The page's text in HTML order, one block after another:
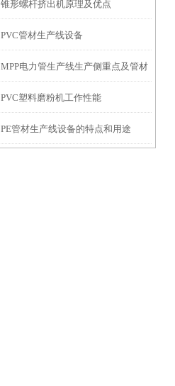
设计和加热系统
锥形螺杆挤出机原理及优点
PVC管材生产线设备
MPP电力管生产线生产侧重点及管材
铺设简介
PVC塑料磨粉机工作性能
PE管材生产线设备的特点和用途